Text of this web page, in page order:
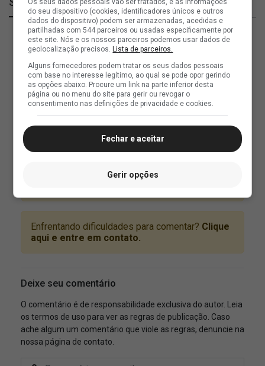
Os seus dados pessoais vão ser tratados, e as informações
do seu dispositivo (cookies, identificadores únicos e outros
dados do dispositivo) podem ser armazenadas, acedidas e
partilhadas com 544 parceiros ou usadas especificamente por
este site. Nós e os nossos parceiros podemos usar dados de
geolocalização precisos. Lista de parceiros.
Alguns fornecedores podem tratar os seus dados pessoais
com base no interesse legítimo, ao qual se pode opor gerindo
as opções abaixo. Procure um link na parte inferior desta
página ou no menu do site para gerir ou revogar o
consentimento nas definições de privacidade e cookies.
Fechar e aceitar
Gerir opções